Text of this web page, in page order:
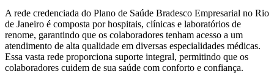
A rede credenciada do Plano de Saúde Bradesco Empresarial no Rio
de Janeiro é composta por hospitais, clínicas e laboratórios de
renome, garantindo que os colaboradores tenham acesso a um
atendimento de alta qualidade em diversas especialidades médicas.
Essa vasta rede proporciona suporte integral, permitindo que os
colaboradores cuidem de sua saúde com conforto e confiança.